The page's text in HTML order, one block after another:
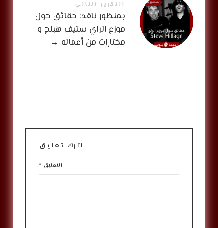
التقرير التالي
بمنظور ناقد: حقائق حول
موزع الراي ستيف هيلج و
مختارات من أعماله →
اترك تعليق
التعليق *